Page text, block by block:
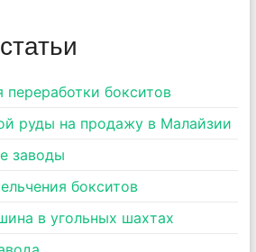
переработки бокситов
руды на продажу в Малайзии
заводы
бокситов
в угольных шахтах